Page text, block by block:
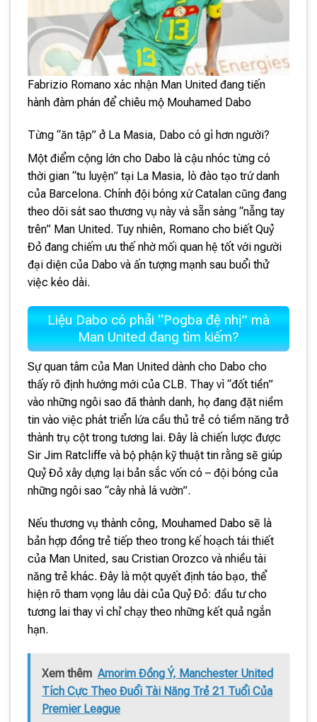
Fabrizio Romano xác nhận Man United đang tiến
hành đàm phán để chiêu mộ Mouhamed Dabo
Từng “ăn tập” ở La Masia, Dabo có gì hơn người?
Một điểm cộng lớn cho Dabo là cậu nhóc từng có
thời gian “tu luyện” tại La Masia, lò đào tạo trứ danh
của Barcelona. Chính đội bóng xứ Catalan cũng đang
theo dõi sát sao thương vụ này và sẵn sàng “nẫng tay
trên” Man United. Tuy nhiên, Romano cho biết Quỷ
Đỏ đang chiếm ưu thế nhờ mối quan hệ tốt với người
đại diện của Dabo và ấn tượng mạnh sau buổi thử
việc kéo dài.
Liệu Dabo có phải “Pogba đệ nhị” mà
Man United đang tìm kiếm?
Sự quan tâm của Man United dành cho Dabo cho
thấy rõ định hướng mới của CLB. Thay vì “đốt tiền”
vào những ngôi sao đã thành danh, họ đang đặt niềm
tin vào việc phát triển lứa cầu thủ trẻ có tiềm năng trở
thành trụ cột trong tương lai. Đây là chiến lược được
Sir Jim Ratcliffe và bộ phận kỹ thuật tin rằng sẽ giúp
Quỷ Đỏ xây dựng lại bản sắc vốn có – đội bóng của
những ngôi sao “cây nhà lá vườn”.
Nếu thương vụ thành công, Mouhamed Dabo sẽ là
bản hợp đồng trẻ tiếp theo trong kế hoạch tái thiết
của Man United, sau Cristian Orozco và nhiều tài
năng trẻ khác. Đây là một quyết định táo bạo, thể
hiện rõ tham vọng lâu dài của Quỷ Đỏ: đầu tư cho
tương lai thay vì chỉ chạy theo những kết quả ngắn
hạn.
Xem thêm Amorim Đồng Ý, Manchester United
Tích Cực Theo Đuổi Tài Năng Trẻ 21 Tuổi Của
Premier League